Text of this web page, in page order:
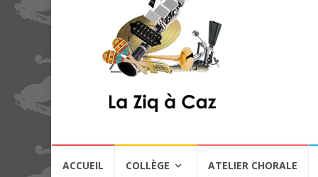
ACCUEIL COLLÈGE ATELIER CHORALE